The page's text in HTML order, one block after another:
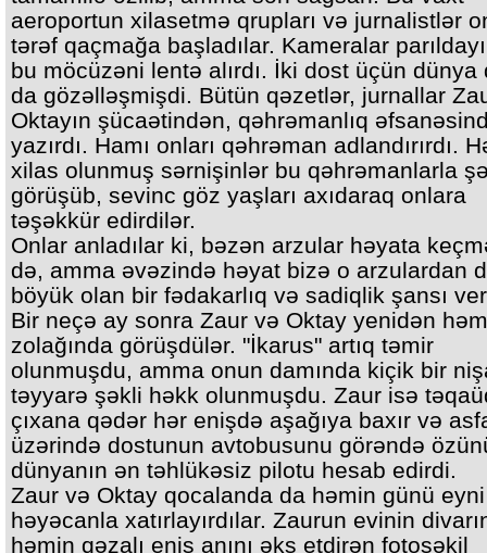
aeroportun xilasetmə qrupları və jurnalistlər
tərəf qaçmağa başladılar. Kameralar
bu möcüzəni lentə alırdı. İki dost üçün dünya
da gözəlləşmişdi. Bütün qəzetlər, jurnallar
Oktayın şücaətindən, qəhrəmanlıq
yazırdı. Hamı onları qəhrəman adlandırırdı.
xilas olunmuş sərnişinlər bu qəhrəmanlarla
görüşüb, sevinc göz yaşları axıdaraq onlara
təşəkkür edirdilər.
Onlar anladılar ki, bəzən arzular həyata
də, amma əvəzində həyat bizə o arzulardan
böyük olan bir fədakarlıq və sadiqlik şansı
Bir neçə ay sonra Zaur və Oktay yenidən
zolağında görüşdülər. "İkarus" artıq təmir
olunmuşdu, amma onun damında kiçik bir
təyyarə şəkli həkk olunmuşdu. Zaur isə
çıxana qədər hər enişdə aşağıya baxır və
üzərində dostunun avtobusunu görəndə
dünyanın ən təhlükəsiz pilotu hesab edirdi.
Zaur və Oktay qocalanda da həmin günü eyni
həyəcanla xatırlayırdılar. Zaurun evinin
həmin qəzalı eniş anını əks etdirən fotoşəkil